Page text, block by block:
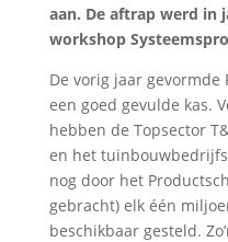
aan. De aftrap werd in
workshop
De vorig jaar gevormde
een goed gevulde kas.
hebben de Topsector
en het
nog door het
gebracht) elk één
beschikbaar gesteld.